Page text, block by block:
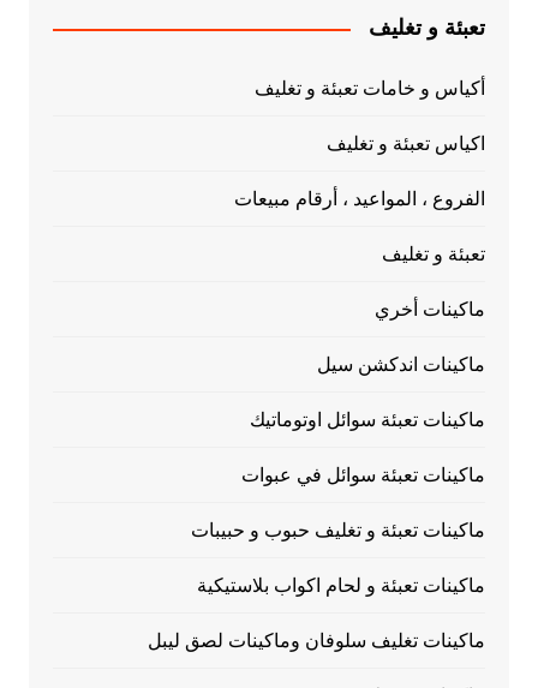
تعبئة و تغليف
أكياس و خامات تعبئة و تغليف
اكياس تعبئة و تغليف
الفروع ، المواعيد ، أرقام مبيعات
تعبئة و تغليف
ماكينات أخري
ماكينات اندكشن سيل
ماكينات تعبئة سوائل اوتوماتيك
ماكينات تعبئة سوائل في عبوات
ماكينات تعبئة و تغليف حبوب و حبيبات
ماكينات تعبئة و لحام اكواب بلاستيكية
ماكينات تغليف سلوفان وماكينات لصق ليبل